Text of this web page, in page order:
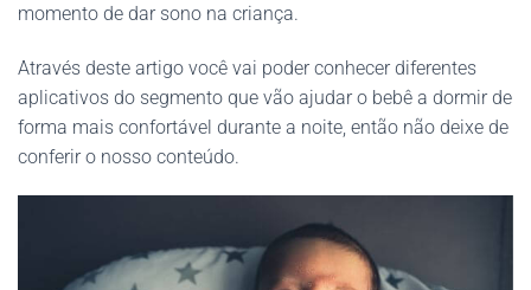
momento de dar sono na criança.
Através deste artigo você vai poder conhecer diferentes
aplicativos do segmento que vão ajudar o bebê a dormir de
forma mais confortável durante a noite, então não deixe de
conferir o nosso conteúdo.